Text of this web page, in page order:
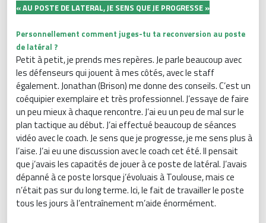
« AU POSTE DE LATERAL, JE SENS QUE JE PROGRESSE »
Personnellement comment juges-tu ta reconversion au poste
de latéral ?
Petit à petit, je prends mes repères. Je parle beaucoup avec
les défenseurs qui jouent à mes côtés, avec le staff
également. Jonathan (Brison) me donne des conseils. C’est un
coéquipier exemplaire et très professionnel. J’essaye de faire
un peu mieux à chaque rencontre. J’ai eu un peu de mal sur le
plan tactique au début. J’ai effectué beaucoup de séances
vidéo avec le coach. Je sens que je progresse, je me sens plus à
l’aise. J’ai eu une discussion avec le coach cet été. Il pensait
que j’avais les capacités de jouer à ce poste de latéral. J’avais
dépanné à ce poste lorsque j’évoluais à Toulouse, mais ce
n’était pas sur du long terme. Ici, le fait de travailler le poste
tous les jours à l’entraînement m’aide énormément.